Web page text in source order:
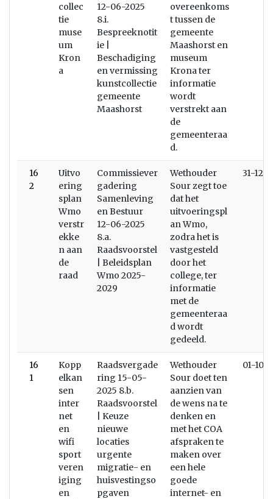
collec
tie
muse
um
Kron
a
12-06-2025
8.i.
Bespreeknotit
ie |
Beschadiging
en vermissing
kunstcollectie
gemeente
Maashorst
overeenkoms
t tussen de
gemeente
Maashorst en
museum
Krona ter
informatie
wordt
verstrekt aan
de
gemeenteraa
d.
16
2
Uitvo
ering
splan
Wmo
verstr
ekke
n aan
de
raad
Commissiever
gadering
Samenleving
en Bestuur
12-06-2025
8.a.
Raadsvoorstel
| Beleidsplan
Wmo 2025-
2029
Wethouder
Sour zegt toe
dat het
uitvoeringspl
an Wmo,
zodra het is
vastgesteld
door het
college, ter
informatie
met de
gemeenteraa
d wordt
gedeeld.
31-12-
16
1
Kopp
elkan
sen
inter
net
en
wifi
sport
veren
iging
en
Raadsvergade
ring 15-05-
2025 8.b.
Raadsvoorstel
| Keuze
nieuwe
locaties
urgente
migratie- en
huisvestingso
pgaven
Wethouder
Sour doet ten
aanzien van
de wens na te
denken en
met het COA
afspraken te
maken over
een hele
goede
internet- en
01-10-